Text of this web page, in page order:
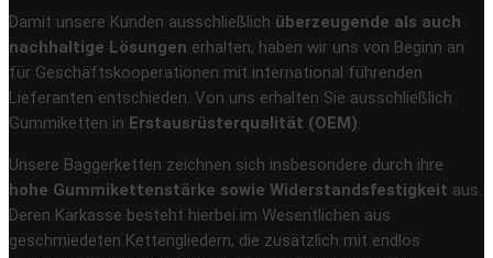
Damit unsere Kunden ausschließlich überzeugende als auch
nachhaltige Lösungen erhalten, haben wir uns von Beginn an
für Geschäftskooperationen mit international führenden
Lieferanten entschieden. Von uns erhalten Sie ausschließlich
Gummiketten in Erstausrüsterqualität (OEM).
Unsere Baggerketten zeichnen sich insbesondere durch ihre
hohe Gummikettenstärke sowie Widerstandsfestigkeit aus.
Deren Karkasse besteht hierbei im Wesentlichen aus
geschmiedeten Kettengliedern, die zusätzlich mit endlos